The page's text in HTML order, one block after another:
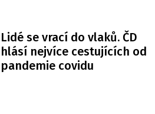
Lidé se vrací do vlaků. ČD
hlásí nejvíce cestujících od
pandemie covidu